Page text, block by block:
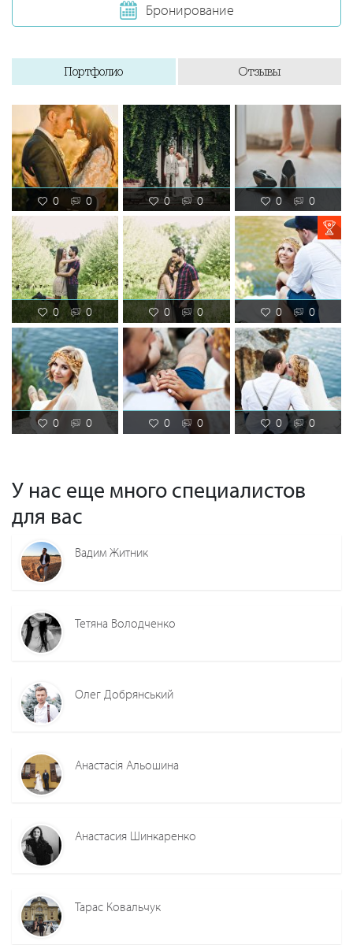
Бронирование
Портфолио Отзывы
0 0 0 0 0 0
0 0 0 0 0 0
0 0 0 0 0 0
У нас еще много специалистов
для вас
Вадим Житник
Тетяна Володченко
Олег Добрянський
Анастасія Альошина
Анастасия Шинкаренко
Тарас Ковальчук